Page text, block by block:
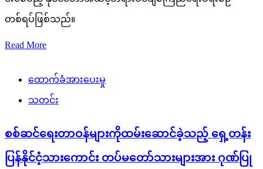
တစ်ရပ်ဖြစ်သည်။
Read More
ထောက်ခံအားပေးမှု
သတင်း
စစ်ဆင်ရေးတာဝန်များကိုထမ်းဆောင်ခဲ့သည့် ရှေ့တန်း
ပြန်နိုင်ငံ့သားကောင်း တပ်မတော်သားများအား ဂုဏ်ပြု